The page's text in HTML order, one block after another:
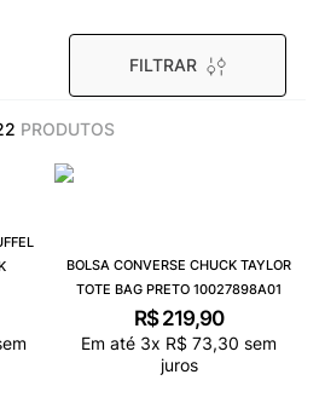
FILTRAR
PRODUTOS
BOLSA CONVERSE CHUCK TAYLOR
TOTE BAG PRETO 10027898A01
R$ 219,90
Em até 3x R$ 73,30 sem
juros